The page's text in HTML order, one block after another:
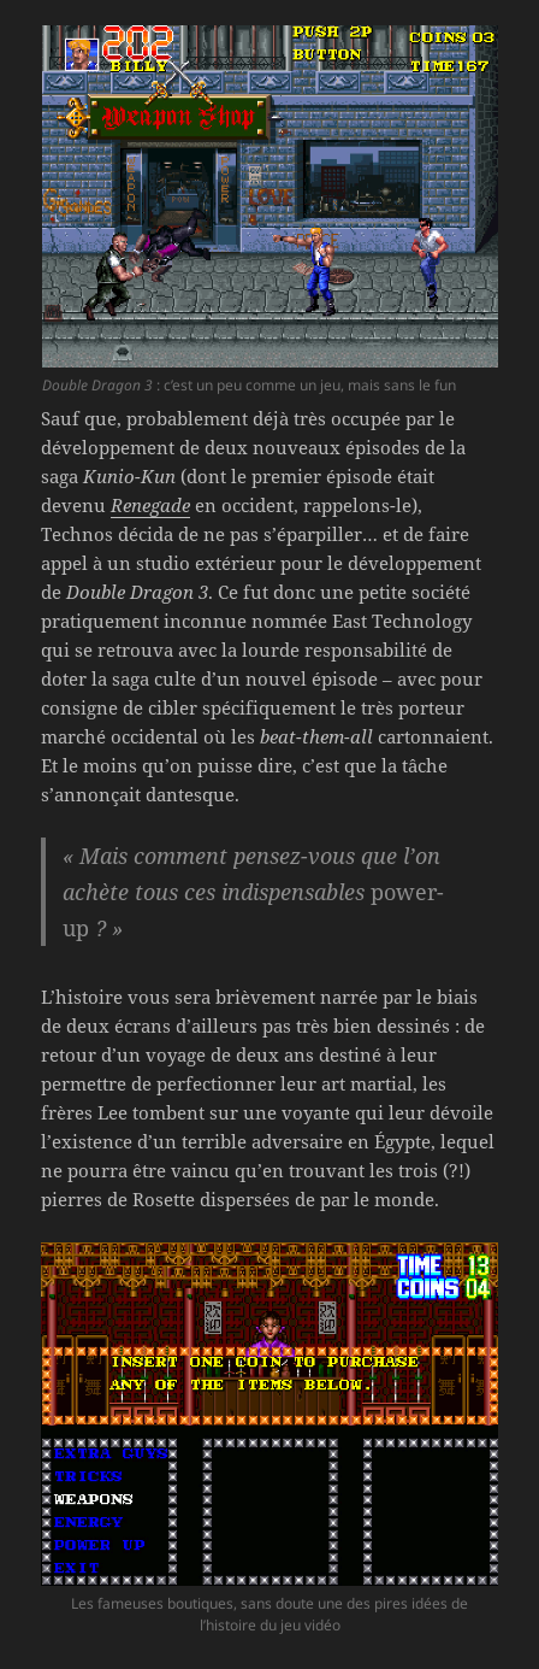
Double Dragon 3 : c’est un peu comme un jeu, mais sans le fun
Sauf que, probablement déjà très occupée par le
développement de deux nouveaux épisodes de la
saga Kunio-Kun (dont le premier épisode était
devenu Renegade en occident, rappelons-le),
Technos décida de ne pas s’éparpiller… et de faire
appel à un studio extérieur pour le développement
de Double Dragon 3. Ce fut donc une petite société
pratiquement inconnue nommée East Technology
qui se retrouva avec la lourde responsabilité de
doter la saga culte d’un nouvel épisode – avec pour
consigne de cibler spécifiquement le très porteur
marché occidental où lesbeat-them-all cartonnaient.
Et le moins qu’on puisse dire, c’est que la tâche
s’annonçait dantesque.
« Mais comment pensez-vous que l’on
achète tous ces indispensablespower-
up ? »
L’histoire vous sera brièvement narrée par le biais
de deux écrans d’ailleurs pas très bien dessinés : de
retour d’un voyage de deux ans destiné à leur
permettre de perfectionner leur art martial, les
frères Lee tombent sur une voyante qui leur dévoile
l’existence d’un terrible adversaire en Égypte, lequel
ne pourra être vaincu qu’en trouvant les trois (?!)
pierres de Rosette dispersées de par le monde.
Les fameuses boutiques, sans doute une des pires idées de
l’histoire du jeu vidéo